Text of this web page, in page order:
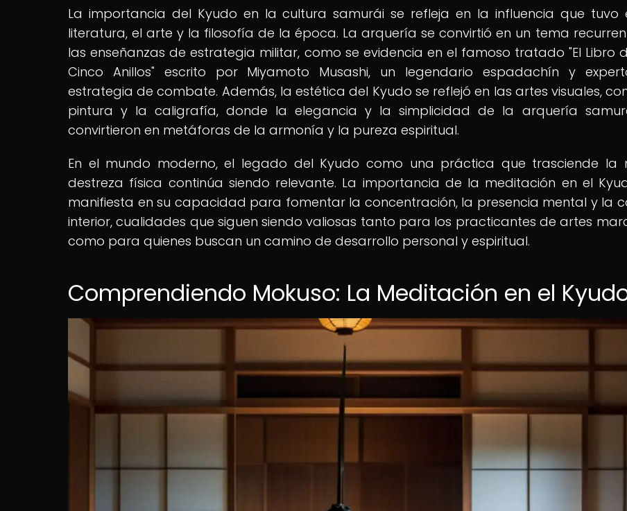
La importancia del Kyudo en la cultura samurái se refleja en la influencia que tuvo
literatura, el arte y la filosofía de la época. La arquería se convirtió en un tema
las enseñanzas de estrategia militar, como se evidencia en el famoso tratado "El Libro
Cinco Anillos" escrito por Miyamoto Musashi, un legendario espadachín y
estrategia de combate. Además, la estética del Kyudo se reflejó en las artes visuales,
pintura y la caligrafía, donde la elegancia y la simplicidad de la arquería
convirtieron en metáforas de la armonía y la pureza espiritual.
En el mundo moderno, el legado del Kyudo como una práctica que trasciende la
destreza física continúa siendo relevante. La importancia de la meditación en el
manifiesta en su capacidad para fomentar la concentración, la presencia mental y la
interior, cualidades que siguen siendo valiosas tanto para los practicantes de artes
como para quienes buscan un camino de desarrollo personal y espiritual.
Comprendiendo Mokuso: La Meditación en el